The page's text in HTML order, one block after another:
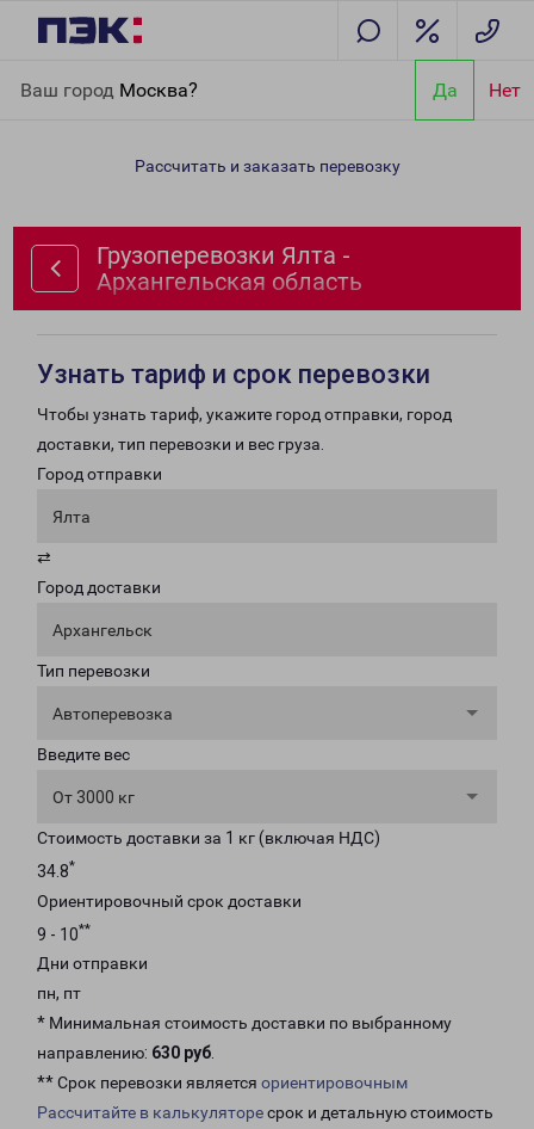
Ваш город Москва? Да Нет
область
Рассчитать и заказать перевозку
Грузоперевозки Ялта -
Архангельская область
Узнать тариф и срок перевозки
Чтобы узнать тариф, укажите город отправки, город
доставки, тип перевозки и вес груза.
Город отправки
Ялта
⇄
Город доставки
Архангельск
Тип перевозки
Автоперевозка
Введите вес
От 3000 кг
Стоимость доставки за 1 кг (включая НДС)
34.8*
Ориентировочный срок доставки
9 - 10**
Дни отправки
пн, пт
* Минимальная стоимость доставки по выбранному
направлению: 630 руб.
** Срок перевозки является ориентировочным
Рассчитайте в калькуляторесрок и детальную стоимость